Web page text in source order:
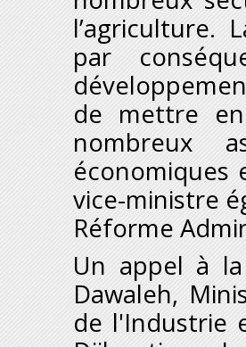
l’agriculture.
par
de mettre
nombreux
économiques
vice-ministre
Réforme
Un appel à
Dawaleh,
de l'Industrie